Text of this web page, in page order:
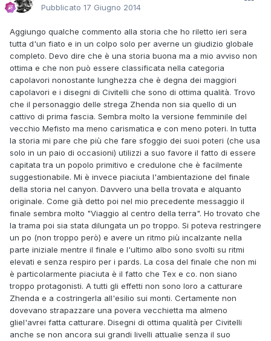
Pubblicato 17 Giugno 2014
Aggiungo qualche commento alla storia che ho riletto ieri sera
tutta d'un fiato e in un colpo solo per averne un giudizio globale
completo. Devo dire che è una storia buona ma a mio avviso non
ottima e che non può essere classificata nella categoria
capolavori nonostante lunghezza che è degna dei maggiori
capolavori e i disegni di Civitelli che sono di ottima qualità. Trovo
che il personaggio delle strega Zhenda non sia quello di un
cattivo di prima fascia. Sembra molto la versione femminile del
vecchio Mefisto ma meno carismatica e con meno poteri. In tutta
la storia mi pare che più che fare sfoggio dei suoi poteri (che usa
solo in un paio di occasioni) utilizzi a suo favore il fatto di essere
capitata tra un popolo primitivo e credulone che è facilmente
suggestionabile. Mi è invece piaciuta l'ambientazione del finale
della storia nel canyon. Davvero una bella trovata e alquanto
originale. Come già detto poi nel mio precedente messaggio il
finale sembra molto "Viaggio al centro della terra". Ho trovato che
la trama poi sia stata dilungata un po troppo. Si poteva restringere
un po (non troppo però) e avere un ritmo più incalzante nella
parte iniziale mentre il finale e l'ultimo albo sono svolti su ritmi
elevati e senza respiro per i pards. La cosa del finale che non mi
è particolarmente piaciuta è il fatto che Tex e co. non siano
troppo protagonisti. A tutti gli effetti non sono loro a catturare
Zhenda e a costringerla all'esilio sui monti. Certamente non
dovevano strapazzare una povera vecchietta ma almeno
gliel'avrei fatta catturare. Disegni di ottima qualità per Civitelli
anche se non ancora sui grandi livelli attualie senza il suo